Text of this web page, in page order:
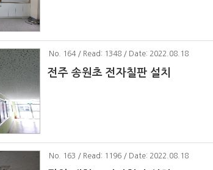
No . 164 / Read: 1348 / Date: 2022.08.18
전주 송원초 전자칠판 설치
No . 163 / Read: 1196 / Date: 2022.08.18